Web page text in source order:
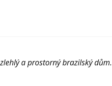
a prostorný brazilský dům.